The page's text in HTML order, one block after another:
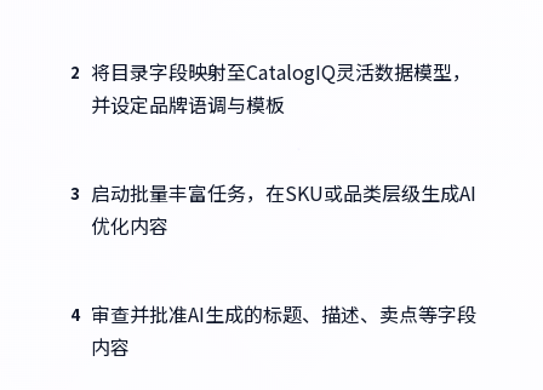
2 将目录字段映射至CatalogIQ灵活数据模型，
并设定品牌语调与模板
3 启动批量丰富任务，在SKU或品类层级生成AI
优化内容
4 审查并批准AI生成的标题、描述、卖点等字段
内容